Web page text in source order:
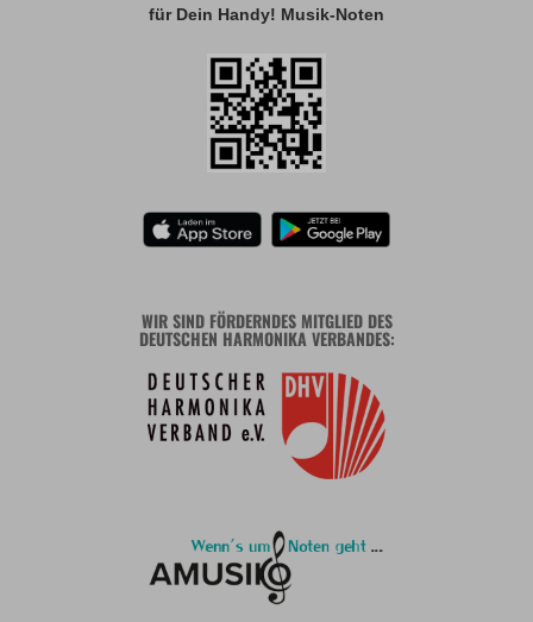
für Dein Handy! Musik-Noten
WIR SIND FÖRDERNDES MITGLIED DES
DEUTSCHEN HARMONIKA VERBANDES: